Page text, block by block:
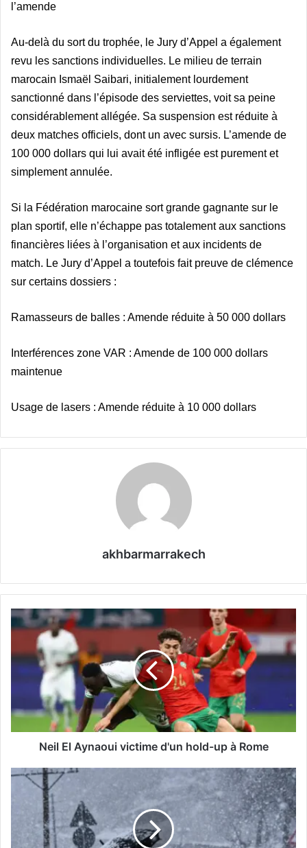
l’amende
Au-delà du sort du trophée, le Jury d’Appel a également
revu les sanctions individuelles. Le milieu de terrain
marocain Ismaël Saibari, initialement lourdement
sanctionné dans l’épisode des serviettes, voit sa peine
considérablement allégée. Sa suspension est réduite à
deux matches officiels, dont un avec sursis. L’amende de
100 000 dollars qui lui avait été infligée est purement et
simplement annulée.
Si la Fédération marocaine sort grande gagnante sur le
plan sportif, elle n’échappe pas totalement aux sanctions
financières liées à l’organisation et aux incidents de
match. Le Jury d’Appel a toutefois fait preuve de clémence
sur certains dossiers :
Ramasseurs de balles : Amende réduite à 50 000 dollars
Interférences zone VAR : Amende de 100 000 dollars
maintenue
Usage de lasers : Amende réduite à 10 000 dollars
akhbarmarrakech
N
e
l
y
n
u
Neil El Aynaoui victime d'un hold-up à Rome
L